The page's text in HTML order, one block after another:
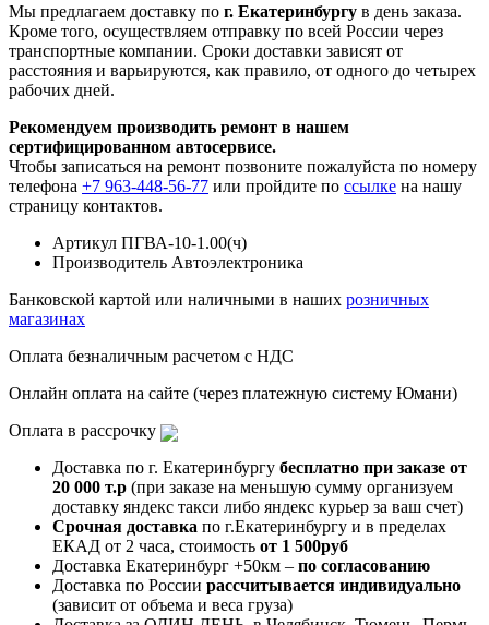
Мы предлагаем доставку по г. Екатеринбургу в день заказа.
Кроме того, осуществляем отправку по всей России через
транспортные компании. Сроки доставки зависят от
расстояния и варьируются, как правило, от одного до четырех
рабочих дней.
Рекомендуем производить ремонт в нашем
сертифицированном автосервисе.
Чтобы записаться на ремонт позвоните пожалуйста по номеру
телефона +7 963-448-56-77 или пройдите по ссылке на нашу
страницу контактов.
Артикул ПГВА-10-1.00(ч)
Производитель Автоэлектроника
Банковской картой или наличными в наших розничных
магазинах
Оплата безналичным расчетом с НДС
Онлайн оплата на сайте (через платежную систему Юмани)
Оплата в рассрочку
Доставка по г. Екатеринбургу бесплатно при заказе от
20 000 т.р (при заказе на меньшую сумму организуем
доставку яндекс такси либо яндекс курьер за ваш счет)
Срочная доставка по г.Екатеринбургу и в пределах
ЕКАД от 2 часа, стоимость от 1 500руб
Доставка Екатеринбург +50км – по согласованию
Доставка по России рассчитывается индивидуально
(зависит от объема и веса груза)